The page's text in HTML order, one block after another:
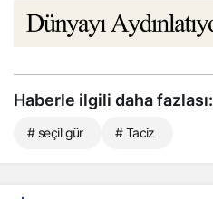
Haberle ilgili daha fazlası:
# seçil gür # Taciz